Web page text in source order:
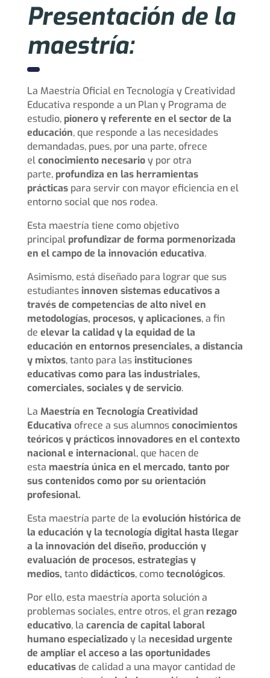
Presentación de la
maestría:
La Maestría Oficial en Tecnología y Creatividad
Educativa responde a un Plan y Programa de
estudio, pionero y referente en el sector de la
educación, que responde a las necesidades
demandadas, pues, por una parte, ofrece
elconocimiento necesarioy por otra
parte, profundiza en las herramientas
prácticaspara servir con mayor eficiencia en el
entorno social que nos rodea.
Esta maestría tiene como objetivo
principal profundizar de forma pormenorizada
en el campo de la innovación educativa.
Asimismo, está diseñado para lograr que sus
estudiantes innoven sistemas educativos a
través de competencias de alto nivel en
metodologías, procesos, y aplicaciones, a fin
de elevar la calidad y la equidad de la
educación en entornos presenciales, a distancia
y mixtos, tanto para las instituciones
educativas como para las industriales,
comerciales, sociales y de servicio.
La Maestría en Tecnología Creatividad
Educativa ofrece a sus alumnosconocimientos
teóricos y prácticos innovadores en el contexto
nacional e internacional, que hacen de
esta maestría única en el mercado, tanto por
sus contenidos como por su orientación
profesional.
Esta maestría parte de la evolución histórica de
la educación y la tecnología digital hasta llegar
a la innovación del diseño, producción y
evaluación de procesos, estrategias y
medios, tantodidácticos, comotecnológicos.
Por ello, esta maestría aporta solución a
problemas sociales, entre otros, el gran rezago
educativo, la carencia de capital laboral
humano especializadoy la necesidad urgente
de ampliar el acceso a las oportunidades
educativasde calidad a una mayor cantidad de